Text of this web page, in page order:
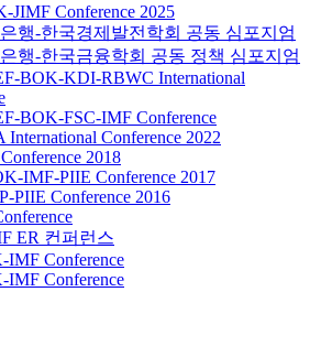
JIMF Conference 2025
행-한국경제발전학회 공동 심포지엄
행-한국금융학회 공동 정책 심포지엄
BOK-KDI-RBWC International
BOK-FSC-IMF Conference
Conference 2022
2018
IMF-PIIE Conference 2017
PIIE Conference 2016
ER 컨퍼런스
IMF Conference
IMF Conference